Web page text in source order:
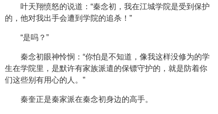
叶天翔愤怒的说道：“秦念初，我在江城学院是受到保护
的，他对我出手会遭到学院的追杀！”
“是吗？”
秦念初眼神怜悯：“你怕是不知道，像我这样没修为的学
生在学院里，是默许有家族派遣的保镖守护的，就是防着你
们这些别有用心的人。”
秦奎正是秦家派在秦念初身边的高手。